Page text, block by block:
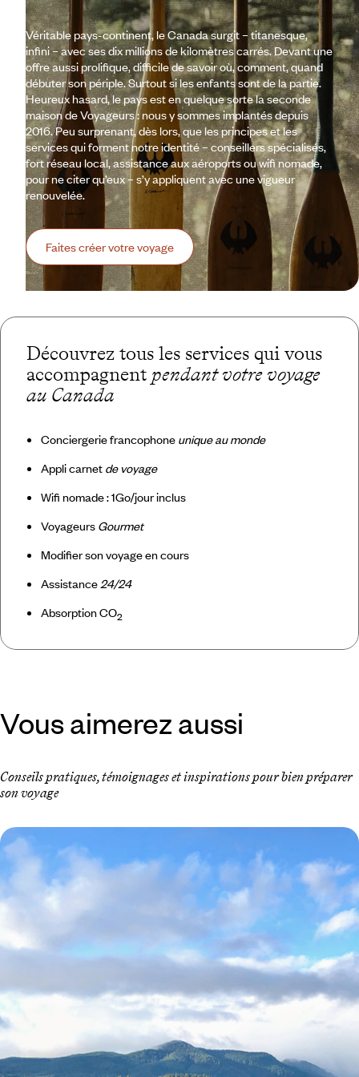
Véritable pays-continent, le Canada surgit – titanesque,
infini – avec ses dix millions de kilomètres carrés. Devant une
offre aussi prolifique, difficile de savoir où, comment, quand
débuter son périple. Surtout si les enfants sont de la partie.
Heureux hasard, le pays est en quelque sorte la seconde
maison de Voyageurs : nous y sommes implantés depuis
2016. Peu surprenant, dès lors, que les principes et les
services qui forment notre identité – conseillers spécialisés,
fort réseau local, assistance aux aéroports ou wifi nomade,
pour ne citer qu’eux – s’y appliquent avec une vigueur
renouvelée.
Faites créer votre voyage
Découvrez tous les services qui vous
accompagnent pendant votre voyage
au Canada
Conciergerie francophone unique au monde
Appli carnet de voyage
Wifi nomade : 1Go/jour inclus
Voyageurs Gourmet
Modifier son voyage en cours
Assistance 24/24
Absorption CO2
Vous aimerez aussi
Conseils pratiques, témoignages et inspirations pour bien préparer
son voyage